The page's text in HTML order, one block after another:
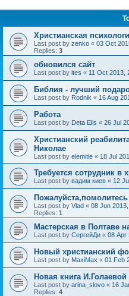
Христианская
Last post by zenko « 03 Oct
Replies: 3
обновился сайт
Last post by ites « 11 Oct 2013,
Библия - лучший
Last post by Rodnik « 16 Aug
Работа
Last post by Deta Elis « 26 Jul
Христианский
Николае
Last post by elemitle « 18 Jul
Требуется сотрудник в
Last post by вадим киев « 12
Last post by Vlad « 08 Jun 2013,
Replies: 1
Мастерская в Полтаве
Last post by СергейДи « 08 Apr
Новый христианский
Last post by MaxiMax « 01 Feb
Новая книга
Last post by arina_slovo « 16
Replies: 4